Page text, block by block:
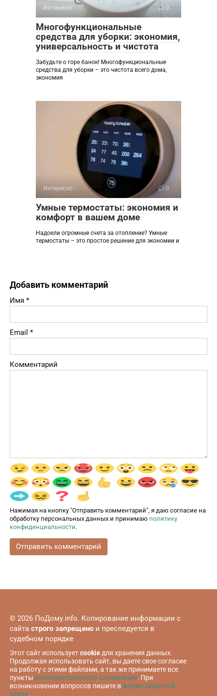
Интересно 0
Многофункциональные
средства для уборки: экономия,
универсальность и чистота
Забудьте о горе банок! Многофункциональные
средства для уборки – это чистота всего дома,
экономия
Интересно 0
Умные термостаты: экономия и
комфорт в вашем доме
Надоели огромные счета за отопление? Умные
термостаты – это простое решение для экономии и
Добавить комментарий
Имя *
Email *
Комментарий
Нажимая на кнопку "Отправить комментарий", я даю согласие на
обработку персональных данных и принимаю политику
конфиденциальности.
© 2026 ПоДому.info. Копирование информации с
сайта строго запрещено и преследуется в
судебном порядке
Этот сайт используетcookieдля хранения данных.
Продолжая использовать сайт, вы даете свое согласие
на работу с этими файлами, а так же принимаете все
пункты пользовательского соглашения. При
возникновении вопросов пишите вформу обратной
связи.